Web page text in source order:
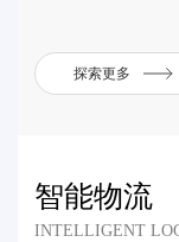
探索更多
智能物流
INTELLIGENT